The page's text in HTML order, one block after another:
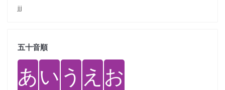
jjj
五十音順
あい う え お